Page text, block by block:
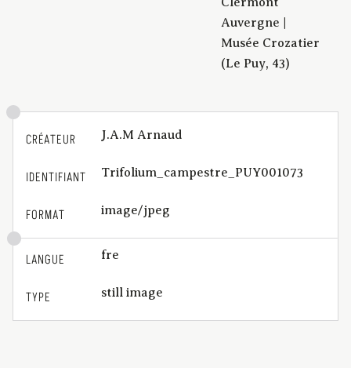
Auvergne |
Musée Crozatier
(Le Puy, 43)
CRÉATEUR J.A.M Arnaud
IDENTIFIANT Trifolium_campestre_PUY001073
FORMAT image/jpeg
LANGUE fre
TYPE still image